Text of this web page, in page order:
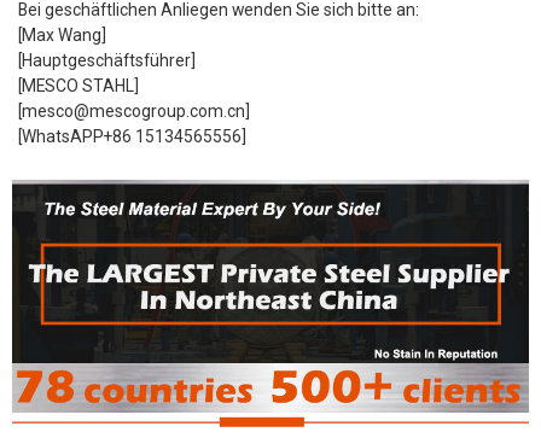
Bei geschäftlichen Anliegen wenden Sie sich bitte an:
[Max Wang]
[Hauptgeschäftsführer]
[MESCO STAHL]
[mesco@mescogroup.com.cn]
[WhatsAPP+86 15134565556]